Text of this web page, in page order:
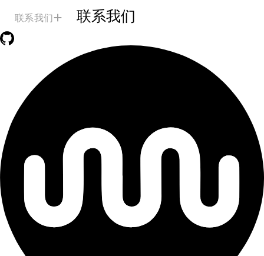
联系我们 联系我们